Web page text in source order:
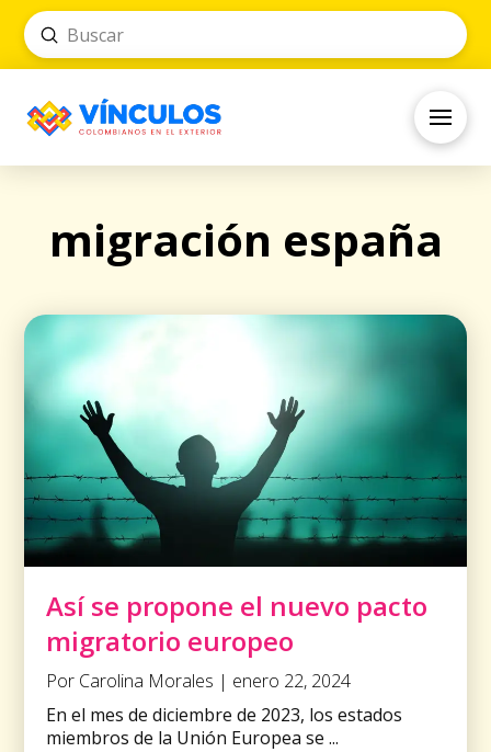
Search
Submit
migración españa
Así se propone el nuevo pacto
migratorio europeo
Por Carolina Morales | enero 22, 2024
En el mes de diciembre de 2023, los estados
miembros de la Unión Europea se ...